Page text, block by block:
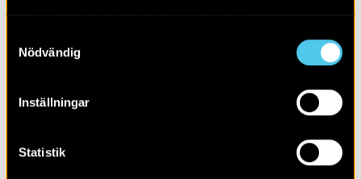
Nödvändig
Inställningar
Statistik
BLOGG
DELA SIDAN